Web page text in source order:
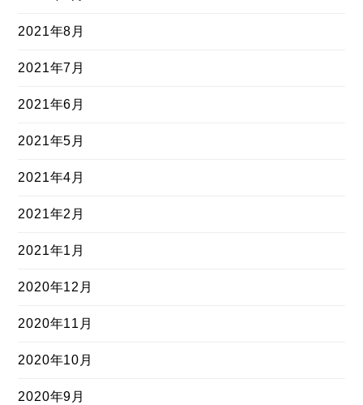
2021年8月
2021年7月
2021年6月
2021年5月
2021年4月
2021年2月
2021年1月
2020年12月
2020年11月
2020年10月
2020年9月